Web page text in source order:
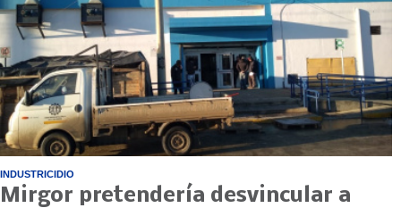
INDUSTRICIDIO
Mirgor pretendería desvincular a